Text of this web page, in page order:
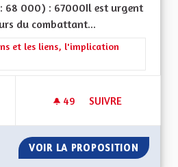
68 000) : 67000Il est urgent
du combattant...
catégorie : Les solidarités, les soins
et les liens, l'implication
49 49 ABONNÉS
SUIVRE
VOIR LA PROPOSITION